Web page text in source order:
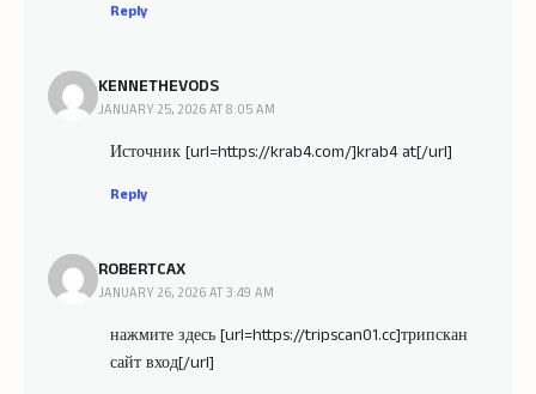
Reply
KENNETHEVODS
JANUARY 25, 2026 AT 8:05 AM
Источник [url=https://krab4.com/]krab4 at[/url]
Reply
ROBERTCAX
JANUARY 26, 2026 AT 3:49 AM
нажмите здесь [url=https://tripscan01.cc]трипскан
сайт вход[/url]